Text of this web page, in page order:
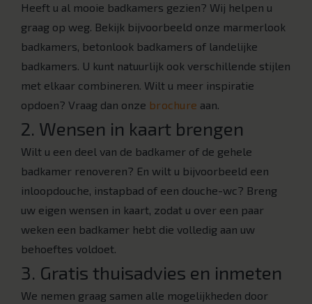
Heeft u al mooie badkamers gezien? Wij helpen u
graag op weg. Bekijk bijvoorbeeld onze marmerlook
badkamers, betonlook badkamers of landelijke
badkamers. U kunt natuurlijk ook verschillende stijlen
met elkaar combineren. Wilt u meer inspiratie
opdoen? Vraag dan onze brochure aan.
2. Wensen in kaart brengen
Wilt u een deel van de badkamer of de gehele
badkamer renoveren? En wilt u bijvoorbeeld een
inloopdouche, instapbad of een douche-wc? Breng
uw eigen wensen in kaart, zodat u over een paar
weken een badkamer hebt die volledig aan uw
behoeftes voldoet.
3. Gratis thuisadvies en inmeten
We nemen graag samen alle mogelijkheden door